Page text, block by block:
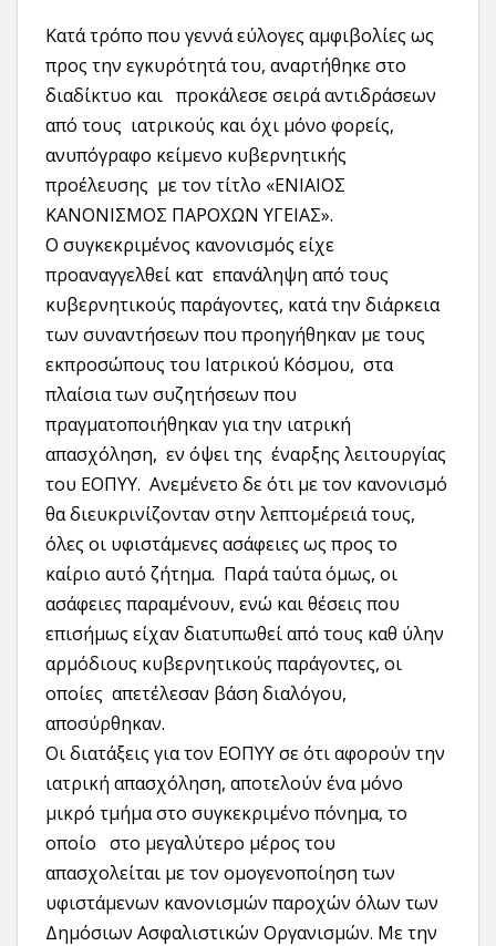
Κατά τρόπο που γεννά εύλογες αμφιβολίες ως
προς την εγκυρότητά του, αναρτήθηκε στο
διαδίκτυο και προκάλεσε σειρά αντιδράσεων
από τους ιατρικούς και όχι μόνο φορείς,
ανυπόγραφο κείμενο κυβερνητικής
προέλευσης με τον τίτλο «ΕΝΙΑΙΟΣ
ΚΑΝΟΝΙΣΜΟΣ ΠΑΡΟΧΩΝ ΥΓΕΙΑΣ».
Ο συγκεκριμένος κανονισμός είχε
προαναγγελθεί κατ επανάληψη από τους
κυβερνητικούς παράγοντες, κατά την διάρκεια
των συναντήσεων που προηγήθηκαν με τους
εκπροσώπους του Ιατρικού Κόσμου, στα
πλαίσια των συζητήσεων που
πραγματοποιήθηκαν για την ιατρική
απασχόληση, εν όψει της έναρξης λειτουργίας
του ΕΟΠΥΥ. Ανεμένετο δε ότι με τον κανονισμό
θα διευκρινίζονταν στην λεπτομέρειά τους,
όλες οι υφιστάμενες ασάφειες ως προς το
καίριο αυτό ζήτημα. Παρά ταύτα όμως, οι
ασάφειες παραμένουν, ενώ και θέσεις που
επισήμως είχαν διατυπωθεί από τους καθ ύλην
αρμόδιους κυβερνητικούς παράγοντες, οι
οποίες απετέλεσαν βάση διαλόγου,
αποσύρθηκαν.
Οι διατάξεις για τον ΕΟΠΥΥ σε ότι αφορούν την
ιατρική απασχόληση, αποτελούν ένα μόνο
μικρό τμήμα στο συγκεκριμένο πόνημα, το
οποίο στο μεγαλύτερο μέρος του
απασχολείται με τον ομογενοποίηση των
υφιστάμενων κανονισμών παροχών όλων των
Δημόσιων Ασφαλιστικών Οργανισμών. Με την